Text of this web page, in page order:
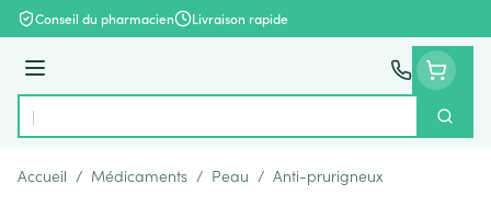
Aller au contenu
Conseil du pharmacien Livraison rapide
Menu
Rechercher
Accueil / Médicaments / Peau / Anti-prurigneux